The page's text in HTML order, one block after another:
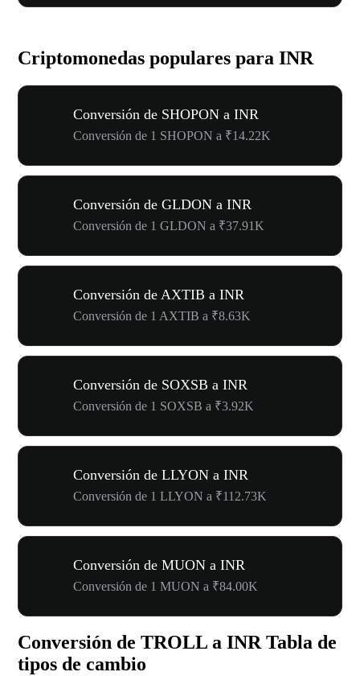
Criptomonedas populares para INR
Conversión de SHOPON a INR
Conversión de 1 SHOPON a ₹14.22K
Conversión de GLDON a INR
Conversión de 1 GLDON a ₹37.91K
Conversión de AXTIB a INR
Conversión de 1 AXTIB a ₹8.63K
Conversión de SOXSB a INR
Conversión de 1 SOXSB a ₹3.92K
Conversión de LLYON a INR
Conversión de 1 LLYON a ₹112.73K
Conversión de MUON a INR
Conversión de 1 MUON a ₹84.00K
Conversión de TROLL a INR Tabla de
tipos de cambio